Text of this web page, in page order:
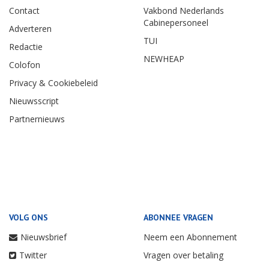
Contact
Adverteren
Redactie
Colofon
Privacy & Cookiebeleid
Nieuwsscript
Partnernieuws
Vakbond Nederlands
Cabinepersoneel
TUI
NEWHEAP
VOLG ONS
Nieuwsbrief
Twitter
ABONNEE VRAGEN
Neem een Abonnement
Vragen over betaling